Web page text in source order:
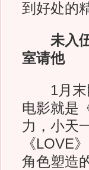
到好处的
未入
室请他
1月末刚
电影就是
力，小天
《LOVE
角色塑造